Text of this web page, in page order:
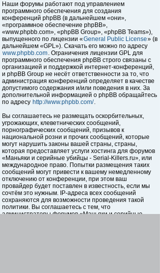
Наши форумы работают под управлением
программного обеспечения для создания
конференций phpBB (в дальнейшем «они»,
«программное обеспечение phpBB»,
«www.phpbb.com», «phpBB Group», «phpBB Teams»),
выпущенного по лицензии «General Public License» (в
дальнейшем «GPL»). Скачать его можно по адресу
www.phpbb.com. Ограничения лицензии GPL для
программного обеспечения phpBB строго связаны с
организацией и поддержкой интернет-конференций,
и phpBB Group не несёт ответственности за то, что
администрация конференций определяет в качестве
допустимого содержания и/или поведения в них. За
дополнительной информацией о phpBB обращайтесь
по адресу http://www.phpbb.com/.
Вы соглашаетесь не размещать оскорбительных,
угрожающих, клеветнических сообщений,
порнографических сообщений, призывов к
национальной розни и прочих сообщений, которые
могут нарушить законы вашей страны, страны,
которая предоставляет услуги хостинга для форумов
«Маньяки и серийные убийцы - Serial-Killers.ru», или
международное право. Попытки размещения таких
сообщений могут привести к вашему немедленному
отключению от конференции, при этом ваш
провайдер будет поставлен в известность, если мы
сочтём это нужным. IP-адреса всех сообщений
сохраняются для возможности проведения такой
политики. Вы соглашаетесь с тем, что
администраторы форумов «Маньяки и серийные